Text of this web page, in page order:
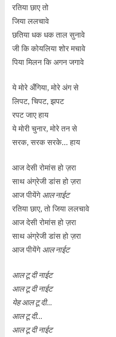
रतिया छाए तो
जिया ललचावे
छतिया धक धक ताल सुनावे
जी कि कोयलिया शोर मचावे
पिया मिलन कि अगन जगावे
ये मोरे अँगिया, मोरे अंग से
लिपट, चिपट, झपट
रपट जाए हाय
ये मोरी चुनार, मोरे तन से
सरक, सरक सरके… हाय
आज देसी रोमांस हो ज़रा
साथ अंग्रेजी डांस हो ज़रा
आज पीयेंगे आल नाईट
रतिया छाए, तो जिया ललचावे
आज देसी रोमांस हो ज़रा
साथ अंग्रेजी डांस हो ज़रा
आज पीयेंगे आल नाईट
आल टू दी नाईट
आल टू दी नाईट
येह आल टू दी…
आल टू दी…
आल टू दी नाईट